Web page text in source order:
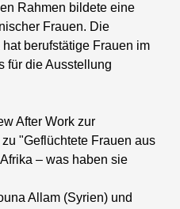
Rahmen bildete eine
Frauen. Die
berufstätige Frauen im
für die Ausstellung
After Work zur
"Geflüchtete Frauen aus
– was haben sie
Allam (Syrien) und